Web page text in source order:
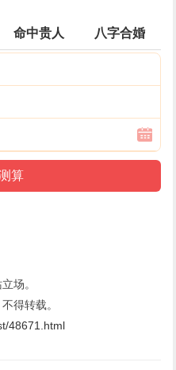
命中贵人 八字合婚
场。
得转载。
48671.html